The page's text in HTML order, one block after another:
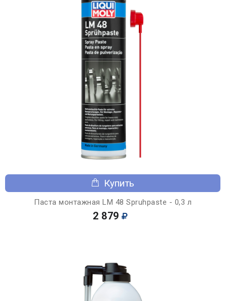
Купить
Паста монтажная LM 48 Spruhpaste - 0,3 л
2 879